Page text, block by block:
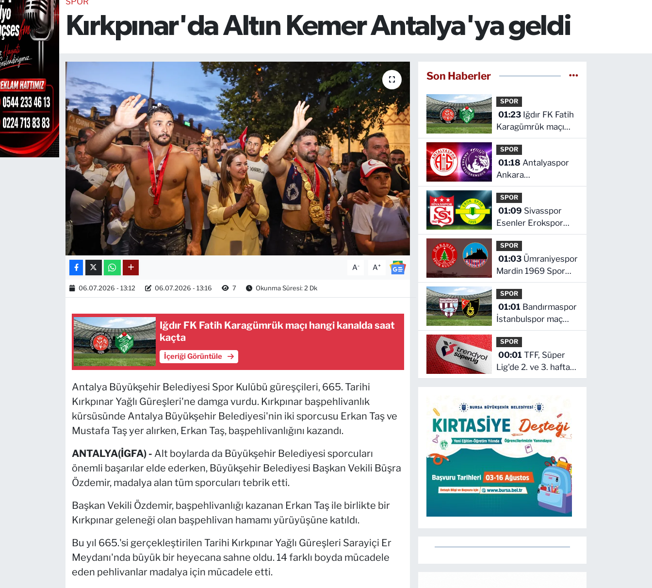
Kırkpınar'da Altın Kemer Antalya'ya geldi
A- A+
06.07.2026 - 13:12 06.07.2026 - 13:16 7 Okunma Süresi: 2 Dk
Iğdır FK Fatih Karagümrük maçı hangi kanalda saat
kaçta
İçeriği Görüntüle
Antalya Büyükşehir Belediyesi Spor Kulübü güreşçileri, 665. Tarihi
Kırkpınar Yağlı Güreşleri'ne damga vurdu. Kırkpınar başpehlivanlık
kürsüsünde Antalya Büyükşehir Belediyesi'nin iki sporcusu Erkan Taş ve
Mustafa Taş yer alırken, Erkan Taş, başpehlivanlığını kazandı.
ANTALYA(İGFA) - Alt boylarda da Büyükşehir Belediyesi sporcuları
önemli başarılar elde ederken, Büyükşehir Belediyesi Başkan Vekili Büşra
Özdemir, madalya alan tüm sporcuları tebrik etti.
Başkan Vekili Özdemir, başpehlivanlığı kazanan Erkan Taş ile birlikte bir
Kırkpınar geleneği olan başpehlivan hamamı yürüyüşüne katıldı.
Bu yıl 665.'si gerçekleştirilen Tarihi Kırkpınar Yağlı Güreşleri Sarayiçi Er
Meydanı'nda büyük bir heyecana sahne oldu. 14 farklı boyda mücadele
eden pehlivanlar madalya için mücadele etti.
Son Haberler
SPOR
01:23
Karagümrük maçı
hangi kanalda saat
kaçta
SPOR
01:18 Antalyaspor
Ankara
Keçiörengücü maçı
hangi kanalda saat
kaçta
SPOR
01:09
Esenler Erokspor
maçı hangi kanalda
saat kaçta
SPOR
01:03
Mardin 1969 Spor
maçı hangi kanalda
saat kaçta!
SPOR
01:01
İstanbulspor maç
hangi kanalda saat
kaçta
SPOR
00:01 TFF, Süper
Lig'de 2. ve 3. hafta
programlarını
başlama saati
TEKNOLOJİ
CANLI DİNLE
RESMİ İLANLAR
Gencsesfm Canlı Dinle